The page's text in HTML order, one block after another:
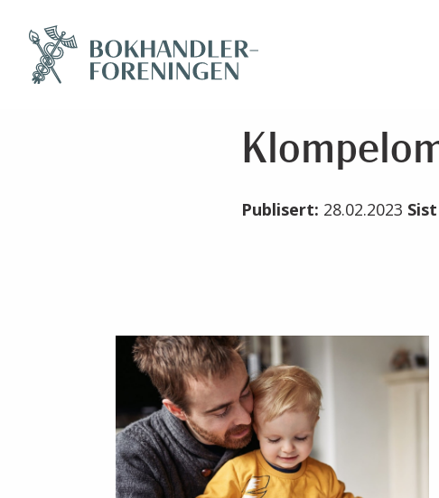
Publisert: 28.02.2023